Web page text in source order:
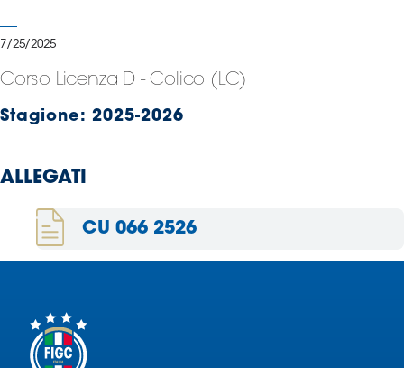
Serie
Femminile
del
Shop
partner
delle
nazionali
7/25/2025
Corso Licenza D - Colico (LC)
Stagione: 2025-2026
ALLEGATI
CU 066 2526